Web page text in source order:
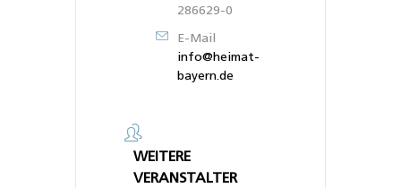
286629-0
E-Mail
info@heimat-
bayern.de
WEITERE
VERANSTALTER